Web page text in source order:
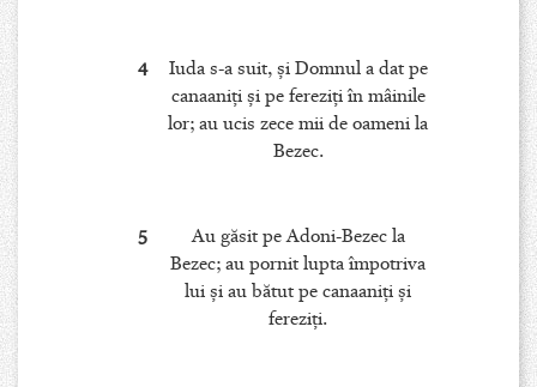
4
Iuda s-a suit, şi Domnul a dat pe
canaaniţi şi pe fereziţi în mâinile
lor; au ucis zece mii de oameni la
Bezec.
5
Au găsit pe Adoni-Bezec la
Bezec; au pornit lupta împotriva
lui şi au bătut pe canaaniţi şi
fereziţi.